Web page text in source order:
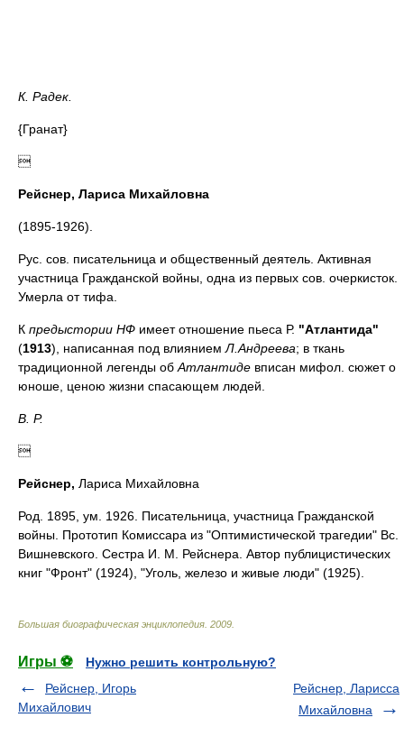
К. Радек.
{Гранат}

Рейснер, Лариса Михайловна
(1895-1926).
Рус. сов. писательница и общественный деятель. Активная
участница Гражданской войны, одна из первых сов. очеркисток.
Умерла от тифа.
К предыстории НФ имеет отношение пьеса Р. "Атлантида"
(1913), написанная под влиянием Л.Андреева; в ткань
традиционной легенды об Атлантиде вписан мифол. сюжет о
юноше, ценою жизни спасающем людей.
В. Р.

Рейснер, Лариса Михайловна
Род. 1895, ум. 1926. Писательница, участница Гражданской
войны. Прототип Комиссара из "Оптимистической трагедии" Вс.
Вишневского. Сестра И. М. Рейснера. Автор публицистических
книг "Фронт" (1924), "Уголь, железо и живые люди" (1925).
Большая биографическая энциклопедия 2009
Игры ⚽
Нужно решить контрольную?
Рейснер, Игорь
Михайлович
Рейснер, Ларисса
Михайловна